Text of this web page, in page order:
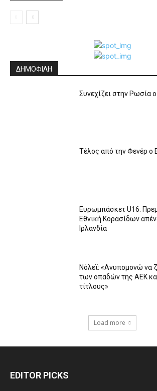
ΔΗΜΟΦΙΛΗ
Συνεχίζει στην Ρωσία
Τέλος από την Φενέρ ο
Ευρωμπάσκετ U16:
Εθνική Κορασίδων
Ιρλανδία
Νόλεϊ: «Ανυπομονώ να
των οπαδών της ΑΕΚ
τίτλους»
Load more
EDITOR PICKS